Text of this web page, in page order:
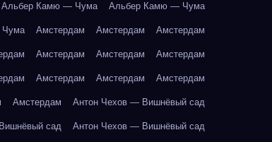
Альбер Камю — Чума Альбер Камю — Чума
Амстердам Амстердам Амстердам
Амстердам Амстердам Амстердам
Амстердам Амстердам Амстердам
Амстердам Антон Чехов — Вишнёвый сад
сад Антон Чехов — Вишнёвый сад